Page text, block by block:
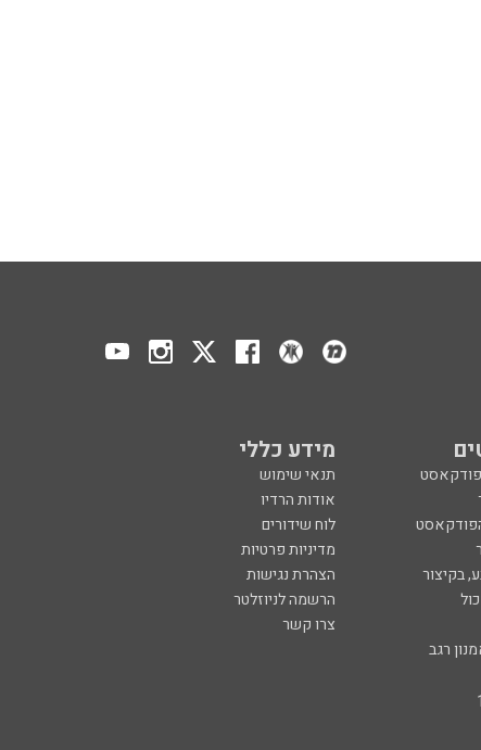
מידע כללי
תנאי שימוש
אודות הרדיו
לוח שידורים
מדיניות פרטיות
בקיצור
הצהרת נגישות
הרשמה לניוזלטר
צרו קשר
רגב